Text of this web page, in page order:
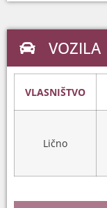
VOZILA
VLASNIŠTVO
Lično